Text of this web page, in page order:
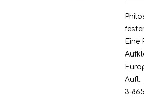
Eine
Aufl..
3-